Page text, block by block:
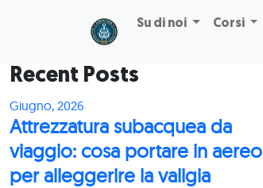
Su di noi Corsi
Recent Posts
Giugno, 2026
Attrezzatura subacquea da
viaggio: cosa portare in aereo
per alleggerire la valigia